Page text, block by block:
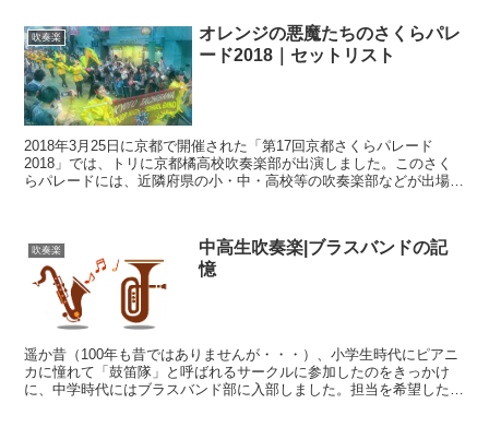
吹奏楽
オレンジの悪魔たちのさくらパレ
ード2018｜セットリスト
2018年3月25日に京都で開催された「第17回京都さくらパレード
2018」では、トリに京都橘高校吹奏楽部が出演しました。このさく
らパレードには、近隣府県の小・中・高校等の吹奏楽部などが出場し
吹奏楽
中高生吹奏楽|ブラスバンドの記
憶
遥か昔（100年も昔ではありませんが・・・）、小学生時代にピアニ
カに憧れて「鼓笛隊」と呼ばれるサークルに参加したのをきっかけ
に、中学時代にはブラスバンド部に入部しました。担当を希望したの